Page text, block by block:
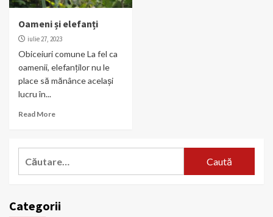
Oameni și elefanți
iulie 27, 2023
Obiceiuri comune La fel ca
oamenii, elefanților nu le
place să mănânce același
lucru în...
Read More
Categorii